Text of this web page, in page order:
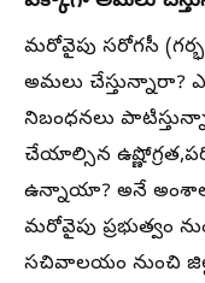
మరోవైపు సరోగసీ
అమలు చేస్తున్నారా?
నిబంధనలు
చేయాల్సిన
ఉన్నాయా? అనే
మరోవైపు ప్రభుత్వం
సచివాలయం నుంచి